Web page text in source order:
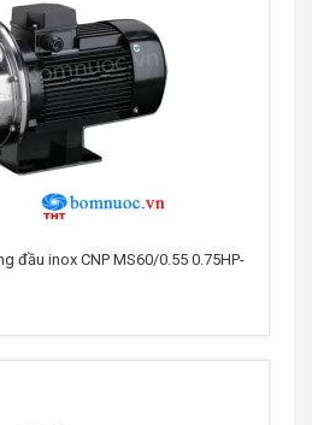
đầu inox CNP MS60/0.55 0.75HP-